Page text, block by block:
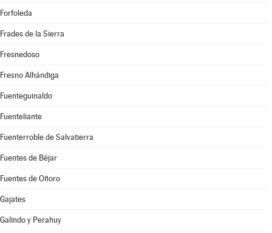
Forfoleda
Frades de la Sierra
Fresnedoso
Fresno Alhándiga
Fuenteguinaldo
Fuenteliante
Fuenterroble de Salvatierra
Fuentes de Béjar
Fuentes de Oñoro
Gajates
Galindo y Perahuy